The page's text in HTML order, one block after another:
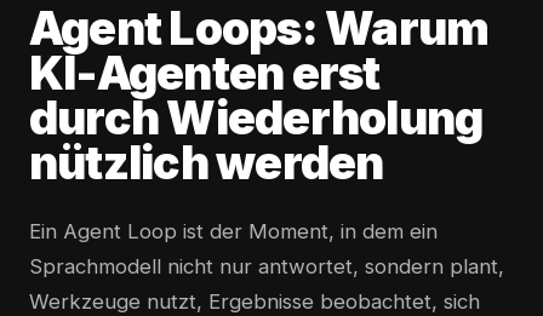
Agent Loops: Warum
KI-Agenten erst
durch Wiederholung
nützlich werden
Ein Agent Loop ist der Moment, in dem ein
Sprachmodell nicht nur antwortet, sondern plant,
Werkzeuge nutzt, Ergebnisse beobachtet, sich